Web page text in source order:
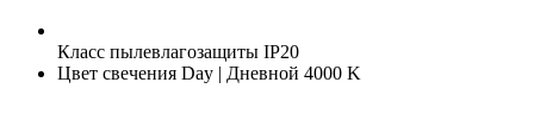
Класс пылевлагозащиты IP20
Цвет свечения Day | Дневной 4000 K